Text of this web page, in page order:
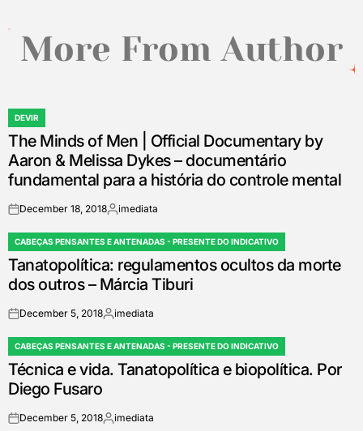
More From Author
POSTED
IN
DEVIR
The Minds of Men | Official Documentary by
Aaron & Melissa Dykes – documentário
fundamental para a história do controle mental
onDecember 18, 2018Posted
imediata
POSTED
IN
CABEÇAS PENSANTES E ANTENADAS - PRESENTE DO INDICATIVO
Tanatopolítica: regulamentos ocultos da morte
dos outros – Márcia Tiburi
onDecember 5, 2018Posted
imediata
POSTED
IN
CABEÇAS PENSANTES E ANTENADAS - PRESENTE DO INDICATIVO
Técnica e vida. Tanatopolítica e biopolítica. Por
Diego Fusaro
onDecember 5, 2018Posted
imediata